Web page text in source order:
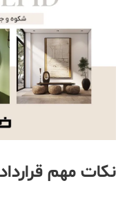
نکات مهم